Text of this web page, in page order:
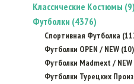
Классические Костюмы (9)
Футболки (4376)
Спортивная Футболка
Футболки OPEN / NEW (10)
Футболки Madmext /
Футболки Турецких